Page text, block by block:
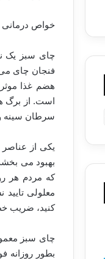
خواص
فنجان چای
هضم غذا
است. از برگ
سرطان سینه
یکی از عناصر
بهبود می
که مردم هر
معلولی
کنید، ضریب
چای سبز
بطور روزانه